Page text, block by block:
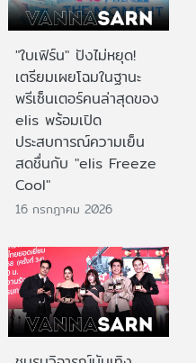
"ใบเฟิร์น" ปังไม่หยุด!
เตรียมเผยโฉมในฐานะ
พรีเซ็นเตอร์คนล่าสุดของ
elis พร้อมเปิด
ประสบการณ์ความเย็น
สดชื่นกับ "elis Freeze
Cool"
16 กรกฎาคม 2026